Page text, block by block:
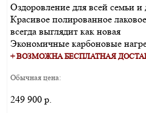
Оздоровление для всей семьи и
Красивое полированное
всегда выглядит как новая
Экономичные карбоновые
+ ВОЗМОЖНА БЕСПЛАТНАЯ
Обычная цена:
249 900 р.